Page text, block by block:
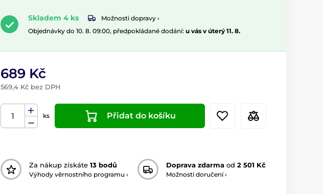
Skladem 4 ks
Možnosti dopravy ›
Objednávky do 10. 8. 09:00, předpokládané dodání: u vás v úterý 11. 8.
689 Kč
569,4 Kč bez DPH
ks Přidat do košíku
Za nákup získáte 13 bodů
Výhody věrnostního programu ›
Doprava zdarma od 2 501 Kč
Možnosti doručení ›